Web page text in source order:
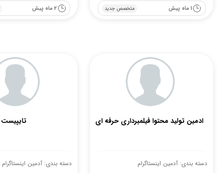
متخصص جدید 1 ماه پیش 2 ماه پیش
ادمین تولید محتوا فیلمبرداری حرفه ای
دسته بندی: آدمین اینستاگرام
تایپیست
دسته بندی: آدمین اینستاگرام